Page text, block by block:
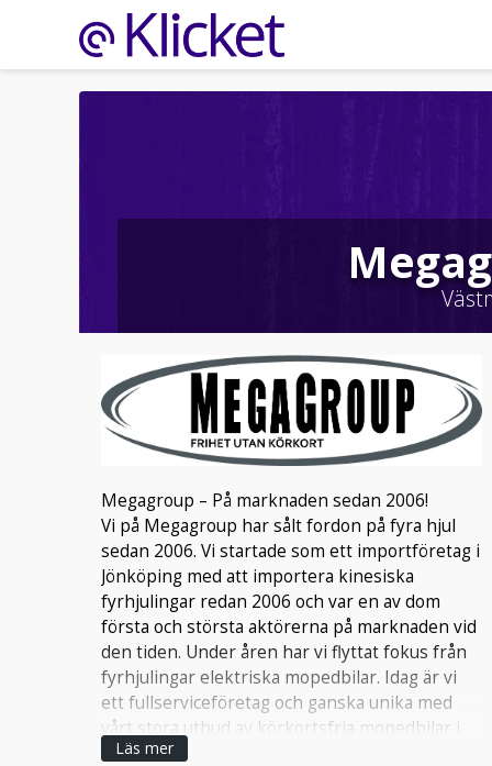
Megagroup – På marknaden sedan 2006!
Vi på Megagroup har sålt fordon på fyra hjul
sedan 2006. Vi startade som ett importföretag i
Jönköping med att importera kinesiska
fyrhjulingar redan 2006 och var en av dom
första och största aktörerna på marknaden vid
den tiden. Under åren har vi flyttat fokus från
fyrhjulingar elektriska mopedbilar. Idag är vi
ett fullserviceföretag och ganska unika med
vårt stora utbud av körkortsfria mopedbilar i
25 km/h klassen. Vi betraktar oss (och tror att
Läs mer